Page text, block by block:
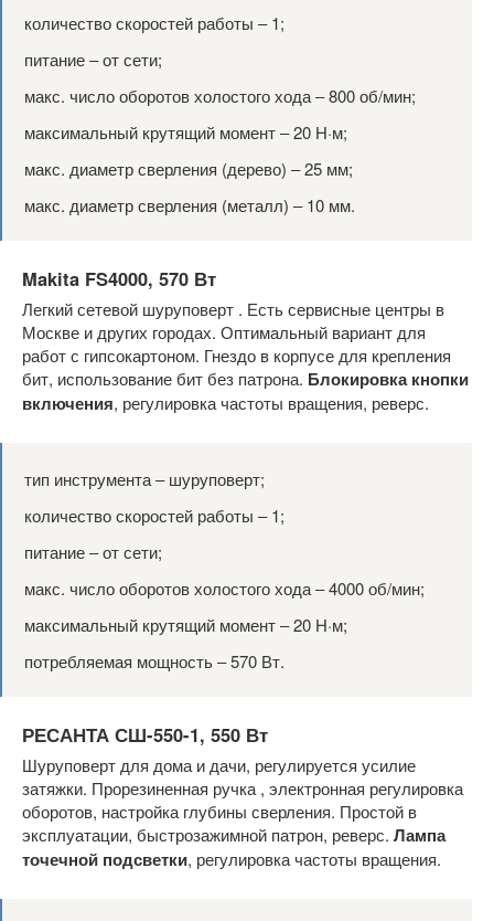
количество скоростей работы ‒ 1;
питание ‒ от сети;
макс. число оборотов холостого хода ‒ 800 об/мин;
максимальный крутящий момент ‒ 20 Н·м;
макс. диаметр сверления (дерево) ‒ 25 мм;
макс. диаметр сверления (металл) ‒ 10 мм.
Makita FS4000, 570 Вт
Легкий сетевой шуруповерт . Есть сервисные центры в
Москве и других городах. Оптимальный вариант для
работ с гипсокартоном. Гнездо в корпусе для крепления
бит, использование бит без патрона. Блокировка кнопки
включения, регулировка частоты вращения, реверс.
тип инструмента ‒ шуруповерт;
количество скоростей работы ‒ 1;
питание ‒ от сети;
макс. число оборотов холостого хода ‒ 4000 об/мин;
максимальный крутящий момент ‒ 20 Н·м;
потребляемая мощность ‒ 570 Вт.
РЕСАНТА СШ-550-1, 550 Вт
Шуруповерт для дома и дачи, регулируется усилие
затяжки. Прорезиненная ручка , электронная регулировка
оборотов, настройка глубины сверления. Простой в
эксплуатации, быстрозажимной патрон, реверс. Лампа
точечной подсветки, регулировка частоты вращения.